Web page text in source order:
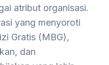
atribut organisasi.
yang menyoroti
Gratis (MBG),
dan